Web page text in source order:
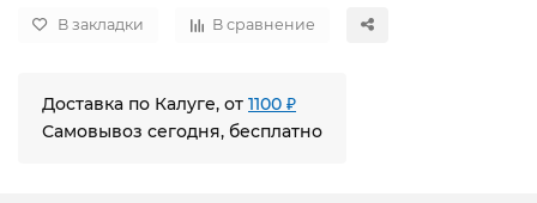
В закладки В сравнение
Доставка по Калуге, от 1100 ₽
Самовывоз сегодня, бесплатно